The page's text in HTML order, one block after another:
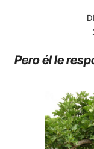
Pero él le